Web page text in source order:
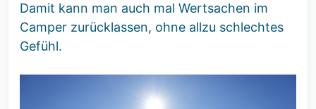
Damit kann man auch mal Wertsachen im
Camper zurücklassen, ohne allzu schlechtes
Gefühl.